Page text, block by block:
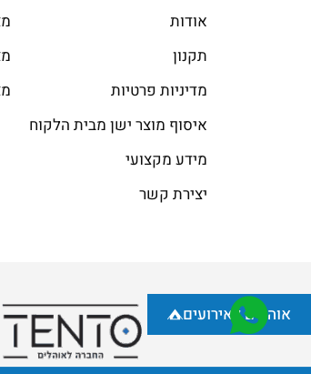
אודות
תקנון
מדיניות פרטיות
איסוף מוצר ישן מבית הלקוח
מידע מקצועי
יצירת קשר
אוהלים לאירועים